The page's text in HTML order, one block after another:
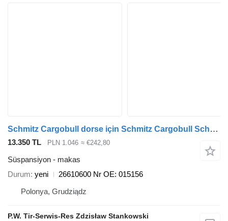
Schmitz Cargobull dorse için Schmitz Cargobull Schomäcker 266106, O.E. 015156 26610600 makas
13.350 TL PLN 1.046 ≈ €242,80
Süspansiyon - makas
Durum yeni
26610600 Nr OE: 015156
Polonya, Grudziądz
P.W. Tir-Serwis-Res Zdzisław Stankowski